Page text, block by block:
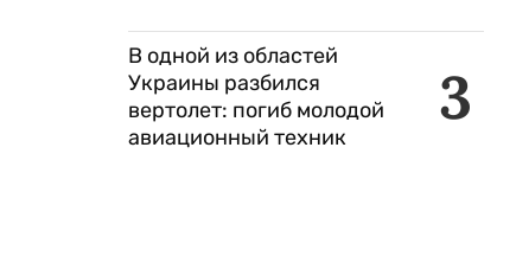
3
В одной из областей
Украины разбился
вертолет: погиб молодой
авиационный техник